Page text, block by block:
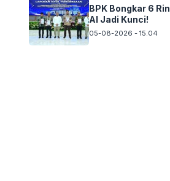
BPK Bongkar 6
AI Jadi Kunci!
05-08-2026 - 15.04